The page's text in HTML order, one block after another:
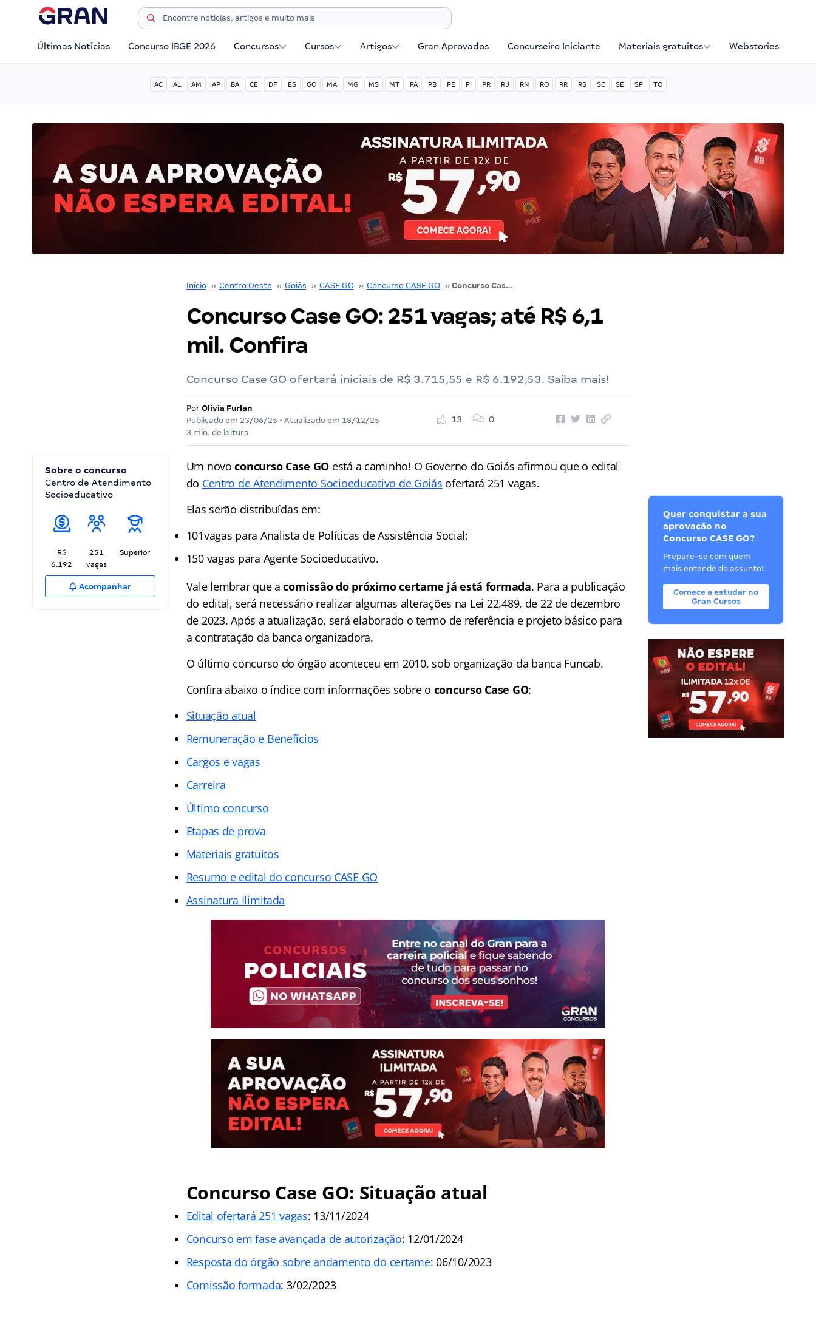
Últimas Notícias Concurso IBGE 2026 Concursos Cursos Artigos Gran Aprovados Concurseiro Iniciante Materiais gratuitos Webstories
AC AL AM AP BA CE DF ES GO MA MG MS MT PA PB PE PI PR RJ RN RO RR RS SC SE SP TO
Início ›› Centro Oeste ›› Goiás ›› CASE GO ›› Concurso CASE GO ›› Concurso Case GO: 251 vagas; até R$ 6,1 mil. Confira
Concurso Case GO: 251 vagas; até R$ 6,1
mil. Confira
Concurso Case GO ofertará iniciais de R$ 3.715,55 e R$ 6.192,53. Saiba mais!
Por Olivia Furlan
Publicado em 23/06/25 • Atualizado em 18/12/25
3 min. de leitura
13 0
Sobre o concurso
Centro de Atendimento
Socioeducativo
R$
6.192
251
vagas
Superior
Acompanhar
Um novoconcurso Case GO está a caminho! O Governo do Goiás afirmou que o edital
do Centro de Atendimento Socioeducativo de Goiás ofertará 251 vagas.
Elas serão distribuídas em:
101vagas para Analista de Políticas de Assistência Social;
150 vagas para Agente Socioeducativo.
Vale lembrar que acomissão do próximo certame já está formada. Para a publicação
do edital, será necessário realizar algumas alterações na Lei 22.489, de 22 de dezembro
de 2023. Após a atualização, será elaborado o termo de referência e projeto básico para
a contratação da banca organizadora.
O último concurso do órgão aconteceu em 2010, sob organização da banca Funcab.
Confira abaixo o índicecom informações sobre o concurso Case GO:
Situação atual
Remuneração e Benefícios
Cargos e vagas
Carreira
Último concurso
Etapas de prova
Materiais gratuitos
Resumo e edital do concurso CASE GO
Assinatura Ilimitada
Concurso Case GO: Situação atual
Edital ofertará 251 vagas: 13/11/2024
Concurso em fase avançada de autorização: 12/01/2024
Resposta do órgão sobre andamento do certame: 06/10/2023
Comissão formada: 3/02/2023
Quer conquistar a sua
aprovação no
Concurso CASE GO?
Prepare-se com quem
mais entende do assunto!
Comece a estudar no
Gran Cursos